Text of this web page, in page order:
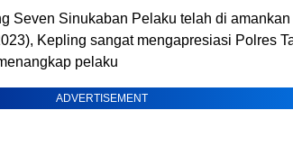
Seven Sinukaban Pelaku telah di
Kepling sangat mengapresiasi Polres
pelaku
ADVERTISEMENT